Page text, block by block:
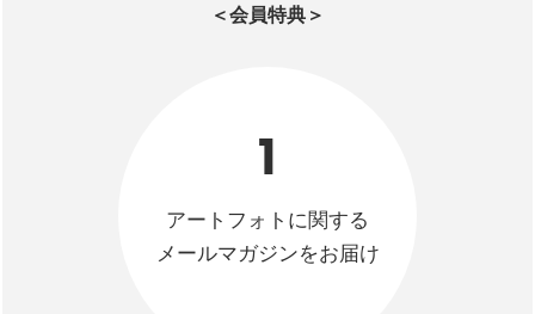
＜会員特典＞
1
アートフォトに関する
メールマガジンをお届け